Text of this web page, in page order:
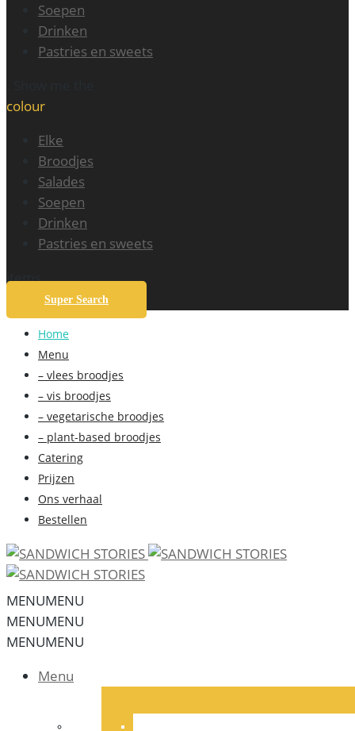
Soepen
Drinken
Pastries en sweets
colour
Elke
Broodjes
Salades
Soepen
Drinken
Pastries en sweets
items.
Super Search
Home
Menu
– vlees broodjes
– vis broodjes
– vegetarische broodjes
– plant-based broodjes
Catering
Prijzen
Ons verhaal
Bestellen
MENUMENU
MENUMENU
MENUMENU
Menu